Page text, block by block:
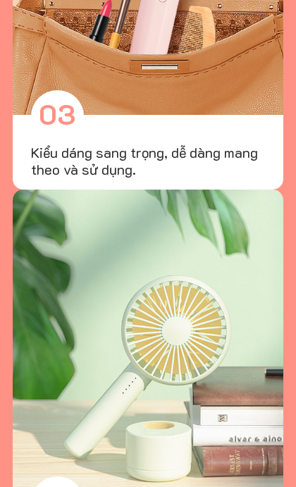
Kiểu dáng sang trọng, dễ dàng mang
theo và sử dụng.
03